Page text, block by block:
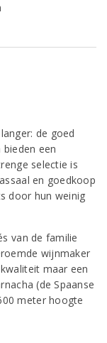
de goed
een
selectie is
en goedkoop
door hun weinig
van de familie
wijnmaker
maar een
(de Spaanse
meter hoogte